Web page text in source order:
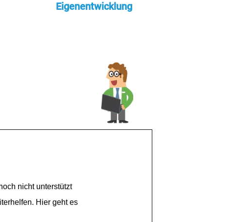
Eigenentwicklung
nicht unterstützt
Hier geht es